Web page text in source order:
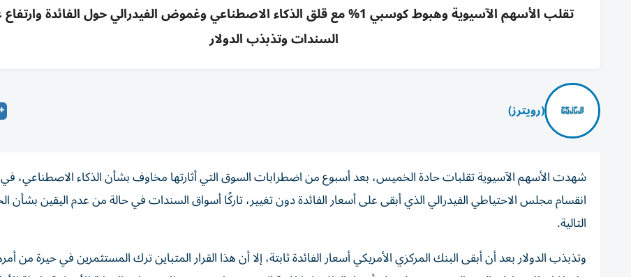
تقلب الأسهم الآسيوية وهبوط كوسبي 1% مع قلق الذكاء الاصطناعي وغموض الفيدرالي حول الفائدة
السندات وتذبذب الدولار
(رويترز)
شهدت الأسهم الآسيوية تقلبات حادة الخميس، بعد أسبوع من اضطرابات السوق التي أثارتها مخاوف بشأن الذكاء الاصطناعي،
انقسام مجلس الاحتياطي الفيدرالي الذي أبقى على أسعار الفائدة دون تغيير، تاركًا أسواق السندات في حالة من عدم اليقين بشأن
التالية.
وتذبذب الدولار بعد أن أبقى البنك المركزي الأمريكي أسعار الفائدة ثابتة، إلا أن هذا القرار المتباين ترك المستثمرين في حيرة من